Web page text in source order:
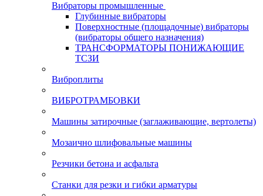
Вибраторы промышленные
Глубинные вибраторы
Поверхностные (площадочные) вибраторы
(вибраторы общего назначения)
ТРАНСФОРМАТОРЫ ПОНИЖАЮЩИЕ
ТСЗИ
Виброплиты
ВИБРОТРАМБОВКИ
Машины затирочные (заглаживающие, вертолеты)
Мозаично шлифовальные машины
Резчики бетона и асфальта
Станки для резки и гибки арматуры